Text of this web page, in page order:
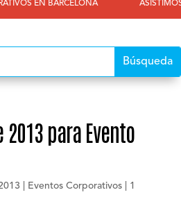
BARCELONA ASISTIMOS AL 25
para Evento
Eventos Corporativos
1